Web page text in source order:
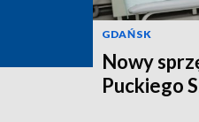
GDAŃSK
Nowy
Puckiego